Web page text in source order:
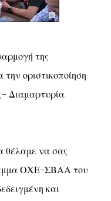
της
οριστικοποίηση
Διαμαρτυρία
θέλαμε να σας
ΟΧΕ-ΣΒΑΑ του
και